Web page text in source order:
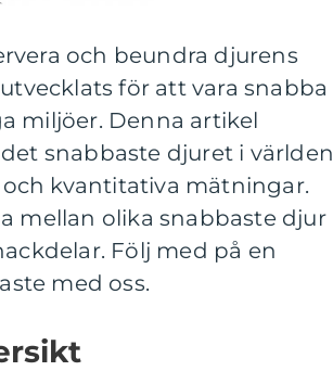
och beundra djurens
för att vara snabba
miljöer. Denna artikel
snabbaste djuret i världen
kvantitativa mätningar.
mellan olika snabbaste djur
Följ med på en
med oss.